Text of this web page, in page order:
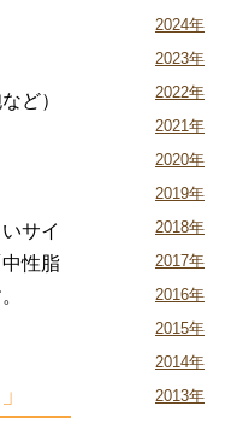
2024年
2023年
2022年
2021年
2020年
2019年
2018年
2017年
2016年
2015年
2014年
2013年
ど）
サイ
性脂